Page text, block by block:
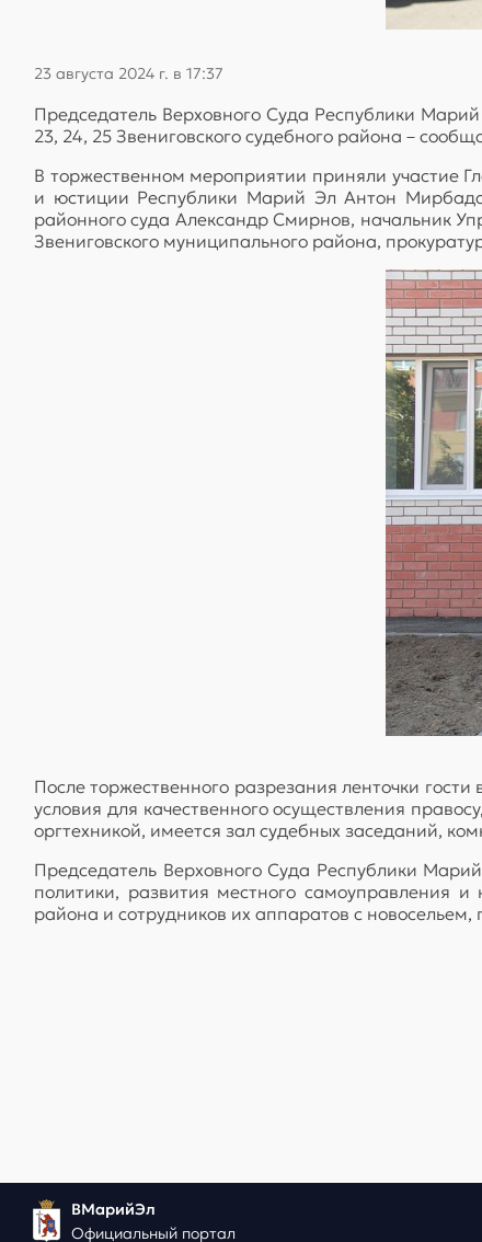
23 августа 2024 г. в 17:37
Председатель Верховного Суда Республики
23, 24, 25 Звениговского судебного района –
В торжественном мероприятии приняли участие
и юстиции Республики Марий Эл Антон
районного суда Александр Смирнов, начальник
Звениговского муниципального района,
После торжественного разрезания ленточки
условия для качественного осуществления
оргтехникой, имеется зал судебных заседаний,
Председатель Верховного Суда Республики
политики, развития местного самоуправления
района и сотрудников их аппаратов с
ВМарийЭл
Официальный портал